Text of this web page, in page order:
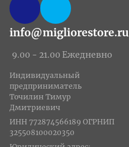
info@migliorestore.ru
9.00 - 21.00 Ежедневно
Индивидуальный
предприниматель
Точилин Тимур
Дмитриевич
ИНН 772874566189 ОГРНИП
325508100020350